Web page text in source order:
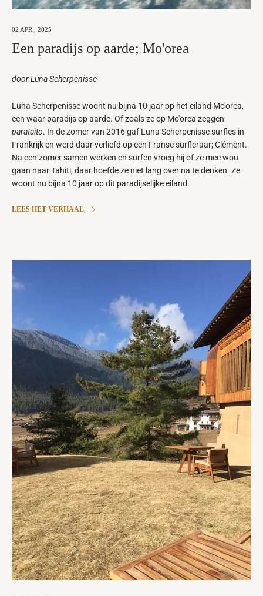
02 APR., 2025
Een paradijs op aarde; Mo'orea
door Luna Scherpenisse
Luna Scherpenisse woont nu bijna 10 jaar op het eiland Mo'orea,
een waar paradijs op aarde. Of zoals ze op Mo'orea zeggen
parataito. In de zomer van 2016 gaf Luna Scherpenisse surfles in
Frankrijk en werd daar verliefd op een Franse surfleraar; Clément.
Na een zomer samen werken en surfen vroeg hij of ze mee wou
gaan naar Tahiti, daar hoefde ze niet lang over na te denken. Ze
woont nu bijna 10 jaar op dit paradijselijke eiland.
LEES HET VERHAAL